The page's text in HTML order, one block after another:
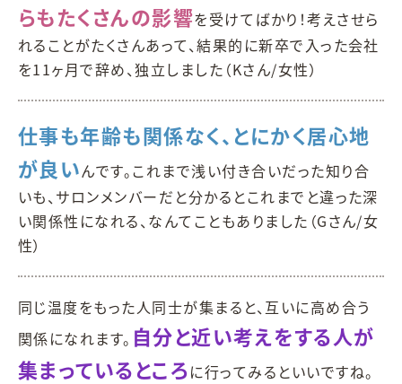
らもたくさんの影響を受けてばかり！考えさせら
れることがたくさんあって、結果的に新卒で入った会社
を11ヶ月で辞め、独立しました（Kさん/女性）
仕事も年齢も関係なく、とにかく居心地
が良いんです。これまで浅い付き合いだった知り合
いも、サロンメンバーだと分かるとこれまでと違った深
い関係性になれる、なんてこともありました（Gさん/女
性）
同じ温度をもった人同士が集まると、互いに高め合う
関係になれます。 自分と近い考えをする人が
集まっているところに行ってみるといいですね。